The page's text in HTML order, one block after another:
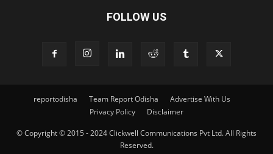
FOLLOW US
reportodisha Team Report Odisha
Advertise With Us
Privacy Policy
Disclaimer
© Copyright © 2015 - 2024 Clickwell Communications Pvt Ltd. All Rights
Reserved.